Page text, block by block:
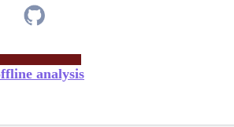
analysis